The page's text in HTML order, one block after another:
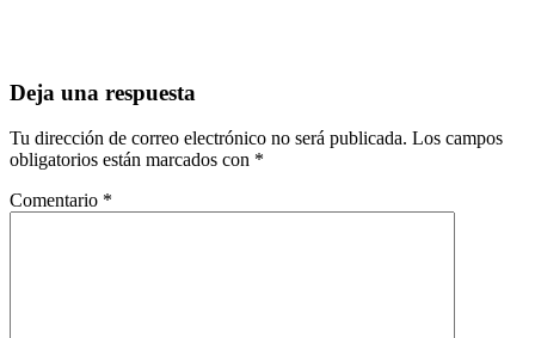
Deja una respuesta
Tu dirección de correo electrónico no será publicada. Los campos
obligatorios están marcados con *
Comentario *